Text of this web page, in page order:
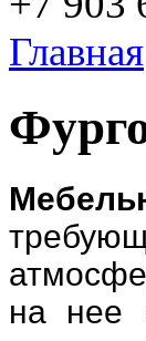
Главная
на нее